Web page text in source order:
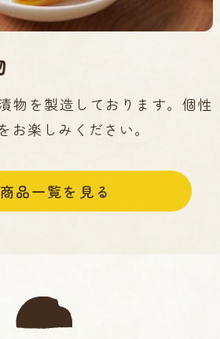
物を製造しております。個性
お楽しみください。
商品一覧を見る